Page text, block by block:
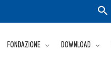
FONDAZIONE DOWNLOAD